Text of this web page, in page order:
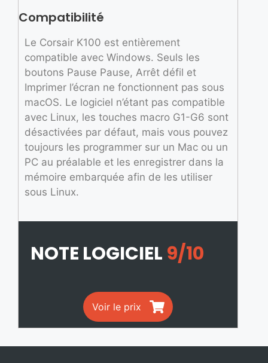
Compatibilité
Le Corsair K100 est entièrement
compatible avec Windows. Seuls les
boutons Pause Pause, Arrêt défil et
Imprimer l’écran ne fonctionnent pas sous
macOS. Le logiciel n’étant pas compatible
avec Linux, les touches macro G1-G6 sont
désactivées par défaut, mais vous pouvez
toujours les programmer sur un Mac ou un
PC au préalable et les enregistrer dans la
mémoire embarquée afin de les utiliser
sous Linux.
NOTE LOGICIEL 9/10
Voir le prix